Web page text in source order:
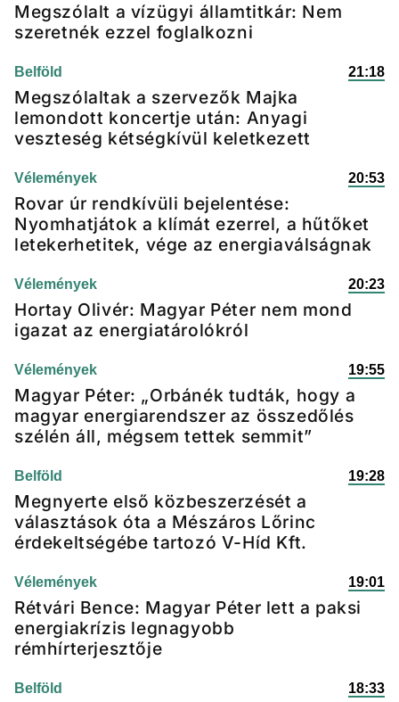
Megszólalt a vízügyi államtitkár: Nem
szeretnék ezzel foglalkozni
Belföld 21:18
Megszólaltak a szervezők Majka
lemondott koncertje után: Anyagi
veszteség kétségkívül keletkezett
Vélemények 20:53
Rovar úr rendkívüli bejelentése:
Nyomhatjátok a klímát ezerrel, a hűtőket
letekerhetitek, vége az energiaválságnak
Vélemények 20:23
Hortay Olivér: Magyar Péter nem mond
igazat az energiatárolókról
Vélemények 19:55
Magyar Péter: „Orbánék tudták, hogy a
magyar energiarendszer az összedőlés
szélén áll, mégsem tettek semmit”
Belföld 19:28
Megnyerte első közbeszerzését a
választások óta a Mészáros Lőrinc
érdekeltségébe tartozó V-Híd Kft.
Vélemények 19:01
Rétvári Bence: Magyar Péter lett a paksi
energiakrízis legnagyobb
rémhírterjesztője
Belföld 18:33